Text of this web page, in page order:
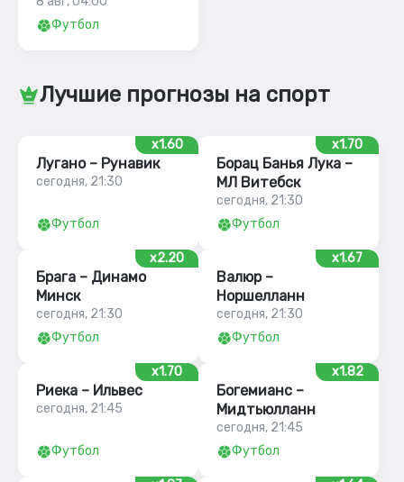
Футбол
Лучшие прогнозы на спорт
x1.60
Лугано – Рунавик
сегодня, 21:30
Футбол
x1.70
Борац Банья Лука –
МЛ Витебск
сегодня, 21:30
Футбол
x2.20
Брага – Динамо
Минск
сегодня, 21:30
Футбол
x1.67
Валюр –
Норшелланн
сегодня, 21:30
Футбол
x1.70
Риека – Ильвес
сегодня, 21:45
Футбол
x1.82
Богемианс –
Мидтьюлланн
сегодня, 21:45
Футбол